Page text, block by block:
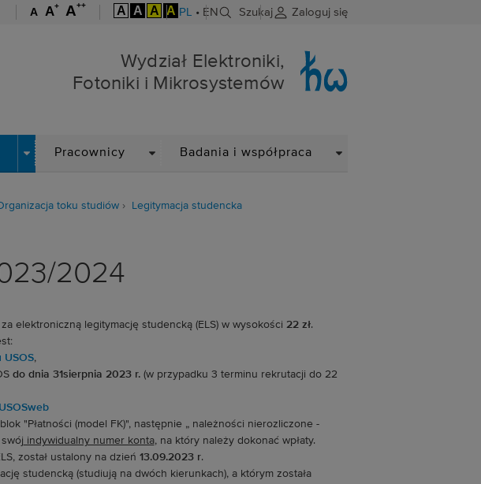
A A+ A++ A A A A PL • EN Szukaj Zaloguj się
Fotoniki i Mikrosystemów
Wydział Elektroniki,
Fotoniki i Mikrosystemów
DROPDOWN
Pracownicy Badania i współpraca
toku studiów
Legitymacja studencka
2024
elektroniczną legitymację studencką (ELS) w wysokości 22 zł.
USOS,
do dnia 31sierpnia 2023 r.(w przypadku 3 terminu rekrutacji do 22
USOSweb
"Płatności (model FK)", następnie „ należności nierozliczone -
indywidualny numer konta, na który należy dokonać wpłaty.
został ustalony na dzień 13.09.2023 r.
studencką (studiują na dwóch kierunkach), a którym została